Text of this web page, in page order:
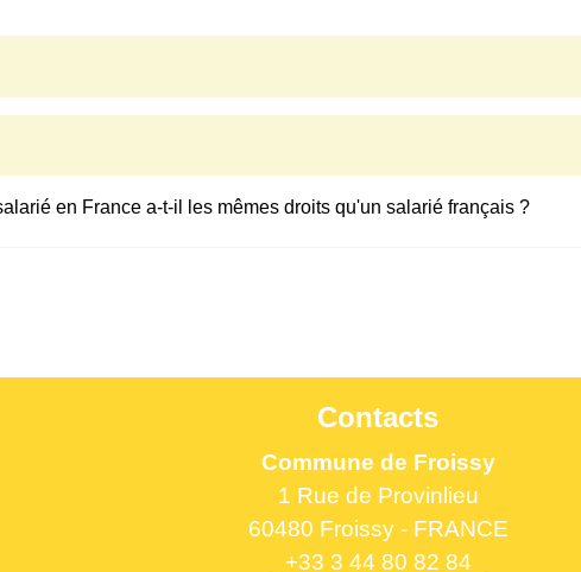
en France a-t-il les mêmes droits qu'un salarié français ?
Contacts
Commune de Froissy
1 Rue de Provinlieu
60480 Froissy - FRANCE
+33 3 44 80 82 84